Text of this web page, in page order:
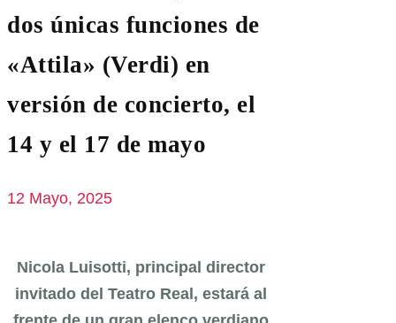
dos únicas funciones de
«Attila» (Verdi) en
versión de concierto, el
14 y el 17 de mayo
12 Mayo, 2025
Nicola Luisotti, principal director
invitado del Teatro Real, estará al